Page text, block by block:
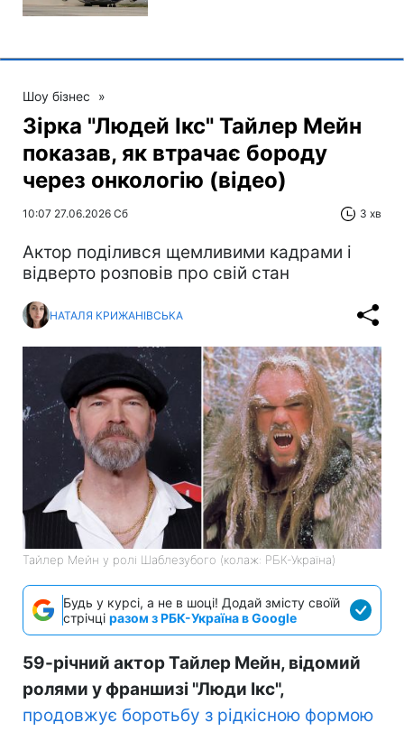
Шоу бізнес »
Зірка "Людей Ікс" Тайлер Мейн
показав, як втрачає бороду
через онкологію (відео)
10:07 27.06.2026 Сб 3 хв
Актор поділився щемливими кадрами і
відверто розповів про свій стан
НАТАЛЯ КРИЖАНІВСЬКА
Тайлер Мейн у ролі Шаблезубого (колаж: РБК-Україна)
Будь у курсі, а не в шоці! Додай змісту своїй
стрічці разом з РБК-Україна в Google
59-річний актор Тайлер Мейн, відомий
ролями у франшизі "Люди Ікс",
продовжує боротьбу з рідкісною формою